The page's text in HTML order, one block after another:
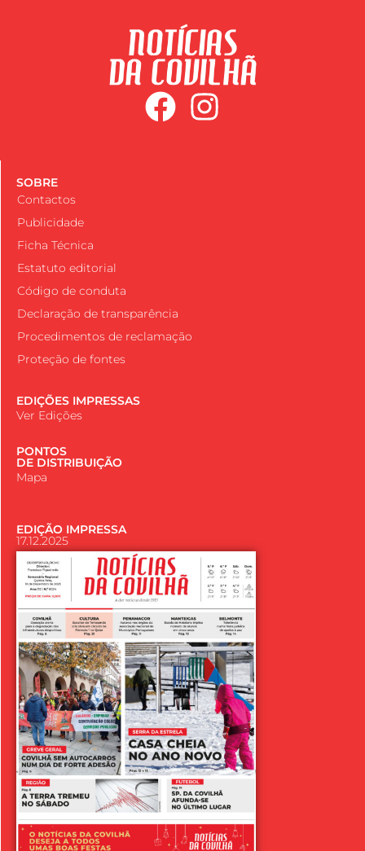
SOBRE
Contactos
Publicidade
Ficha Técnica
Estatuto editorial
Código de conduta
Declaração de transparência
Procedimentos de reclamação
Proteção de fontes
EDIÇÕES IMPRESSAS
Ver Edições
PONTOS
DE DISTRIBUIÇÃO
Mapa
EDIÇÃO IMPRESSA
17.12.2025